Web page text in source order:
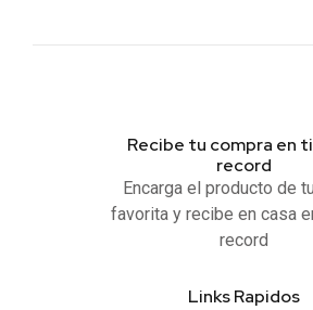
Recibe tu compra en
record
Encarga el producto de
favorita y recibe en casa
record
Links Rapidos